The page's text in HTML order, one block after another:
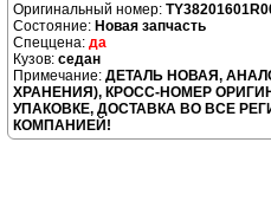
Новая запчасть
да
седан
ДЕТАЛЬ НОВАЯ,
ХРАНЕНИЯ), КРОСС-НОМЕР
УПАКОВКЕ, ДОСТАВКА ВО ВСЕ
КОМПАНИЕЙ!